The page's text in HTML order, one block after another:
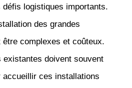
logistiques importants.
des grandes
complexes et coûteux.
existantes doivent souvent
accueillir ces installations